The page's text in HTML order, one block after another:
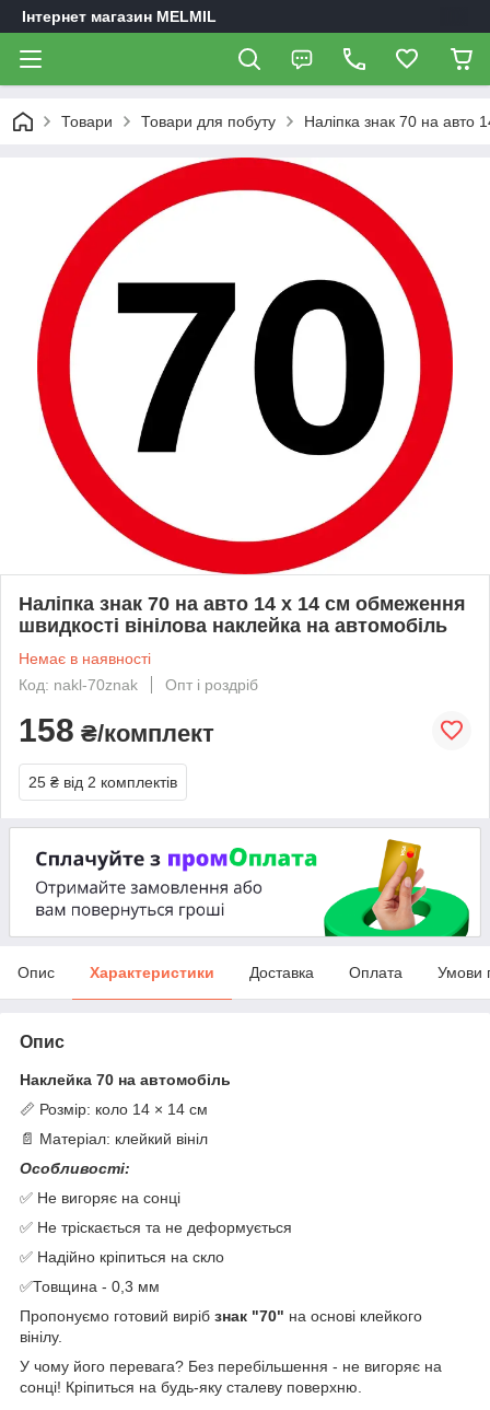
Інтернет магазин MELMIL
Товари Товари для побуту Наліпка знак 70 на авто
Наліпка знак 70 на авто 14 х 14 см обмеження
швидкості вінілова наклейка на автомобіль
Немає в наявності
Код: nakl-70znak
Опт і роздріб
158 ₴/комплект
25 ₴ від 2 комплектів
Опис Характеристики Доставка Оплата Умови
Опис
Наклейка 70 на автомобіль
📏 Розмір: коло 14 × 14 см
📄 Матеріал: клейкий вініл
Особливості:
✅ Не вигоряє на сонці
✅ Не тріскається та не деформується
✅ Надійно кріпиться на скло
✅Товщина - 0,3 мм
Пропонуємо готовий виріб знак "70" на основі клейкого
вінілу.
У чому його перевага? Без перебільшення - не вигоряє на
сонці! Кріпиться на будь-яку сталеву поверхню.